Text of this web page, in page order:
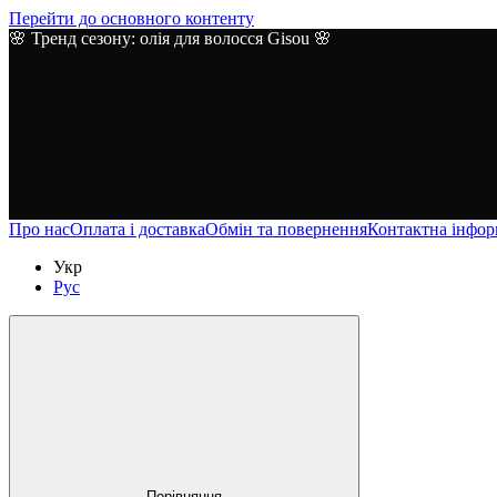
Перейти до основного контенту
🌸 Тренд сезону: олія для волосся Gisou 🌸
Про насОплата і доставкаОбмін та поверненняКонтактна
Укр
Рус